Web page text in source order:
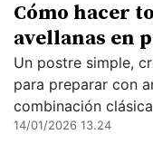
Cómo hacer
avellanas en
Un postre simple,
para preparar con
combinación
14/01/2026 13.24